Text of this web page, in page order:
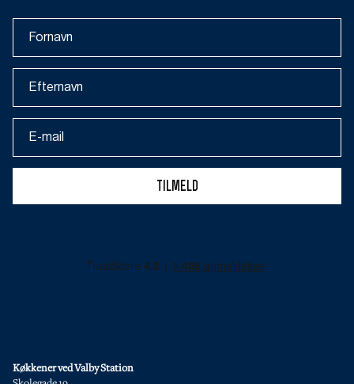
Køkkener ved Valby Station
tilmeld